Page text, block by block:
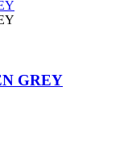
GREY